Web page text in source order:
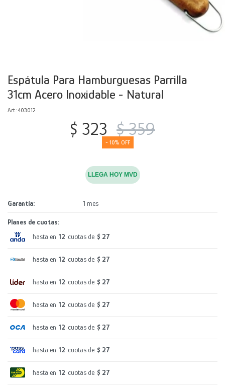
Espátula Para Hamburguesas Parrilla
31cm Acero Inoxidable - Natural
403012
$ 323 $ 359
10
LLEGA HOY MVD
Garantía 1 mes
Planes de cuotas:
hasta en 12 cuotas de $ 27
hasta en 12 cuotas de $ 27
hasta en 12 cuotas de $ 27
hasta en 12 cuotas de $ 27
hasta en 12 cuotas de $ 27
hasta en 12 cuotas de $ 27
hasta en 12 cuotas de $ 27